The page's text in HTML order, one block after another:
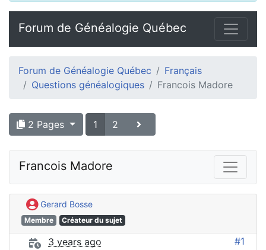
Forum de Généalogie Québec
Forum de Généalogie Québec
Français
Questions généalogiques
Francois Madore
2 Pages 1 2
Francois Madore
Gerard Bosse
Membre Créateur du sujet
3 years ago #1